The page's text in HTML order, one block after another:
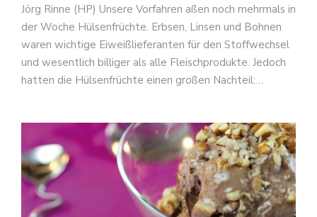
Jörg Rinne (HP) Unsere Vorfahren aßen noch mehrmals in
der Woche Hülsenfrüchte. Erbsen, Linsen und Bohnen
waren wichtige Eiweißlieferanten für den Stoffwechsel
und wesentlich billiger als alle Fleischprodukte. Jedoch
hatten die Hülsenfrüchte einen großen Nachteil:…